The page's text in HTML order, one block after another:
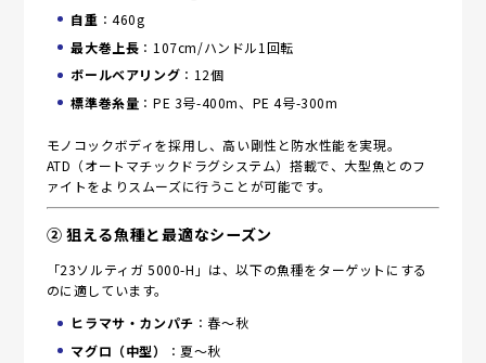
自重 ：460g
最大巻上長 ：107cm/ハンドル1回転
ボールベアリング ：12個
標準巻糸量 ：PE 3号-400m、PE 4号-300m
モノコックボディを採用し、高い剛性と防水性能を実現。
ATD（オートマチックドラグシステム）搭載で、大型魚とのフ
ァイトをよりスムーズに行うことが可能です。
② 狙える魚種と最適なシーズン
「23ソルティガ 5000-H」は、以下の魚種をターゲットにする
のに適しています。
ヒラマサ・カンパチ ：春～秋
マグロ（中型）
：夏～秋